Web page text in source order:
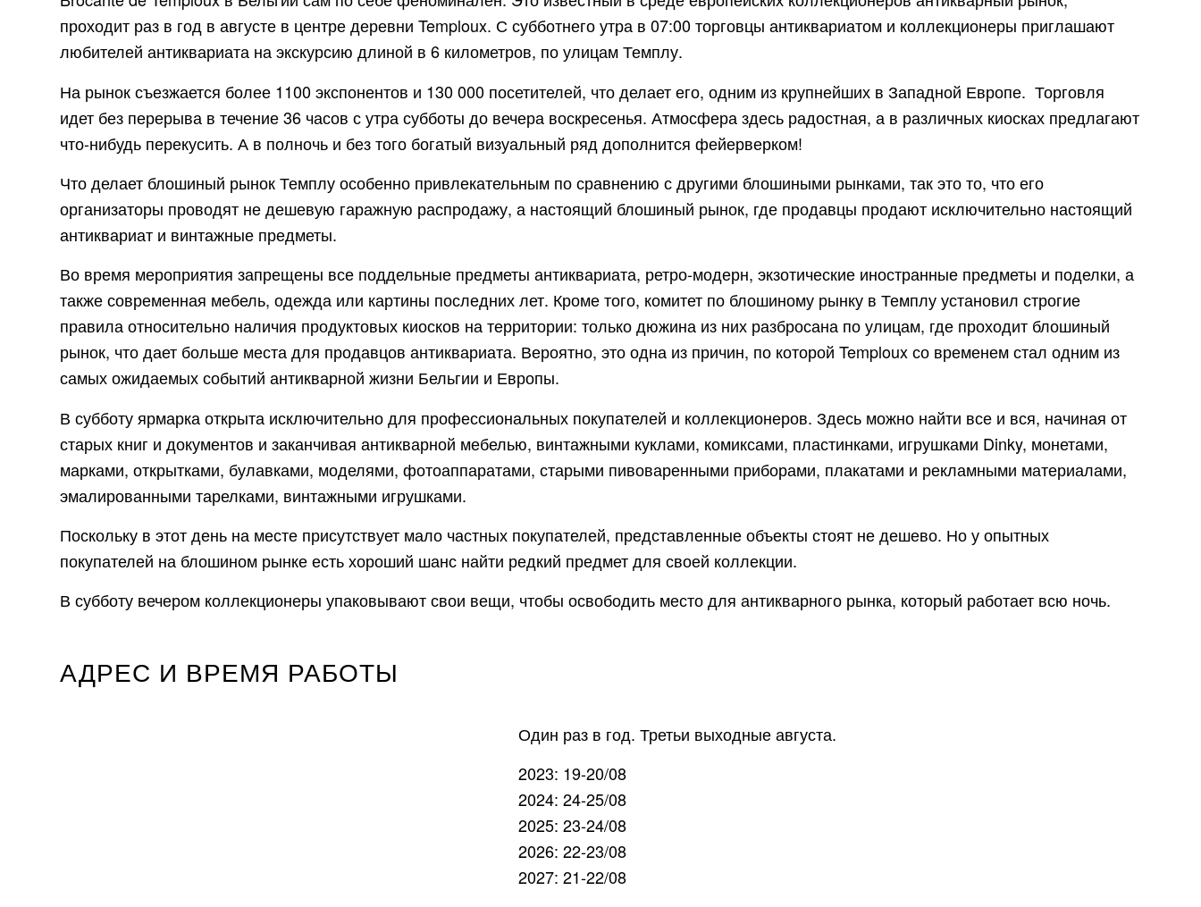
проходит раз в год в августе в центре деревни Temploux. С субботнего утра в 07:00 торговцы антиквариатом и коллекционеры приглашают
любителей антиквариата на экскурсию длиной в 6 километров, по улицам Темплу.
На рынок съезжается более 1100 экспонентов и 130 000 посетителей, что делает его, одним из крупнейших в Западной Европе. Торговля
идет без перерыва в течение 36 часов с утра субботы до вечера воскресенья. Атмосфера здесь радостная, а в различных киосках предлагают
что-нибудь перекусить. А в полночь и без того богатый визуальный ряд дополнится фейерверком!
Что делает блошиный рынок Темплу особенно привлекательным по сравнению с другими блошиными рынками, так это то, что его
организаторы проводят не дешевую гаражную распродажу, а настоящий блошиный рынок, где продавцы продают исключительно настоящий
антиквариат и винтажные предметы.
Во время мероприятия запрещены все поддельные предметы антиквариата, ретро-модерн, экзотические иностранные предметы и поделки, а
также современная мебель, одежда или картины последних лет. Кроме того, комитет по блошиному рынку в Темплу установил строгие
правила относительно наличия продуктовых киосков на территории: только дюжина из них разбросана по улицам, где проходит блошиный
рынок, что дает больше места для продавцов антиквариата. Вероятно, это одна из причин, по которой Temploux со временем стал одним из
самых ожидаемых событий антикварной жизни Бельгии и Европы.
В субботу ярмарка открыта исключительно для профессиональных покупателей и коллекционеров. Здесь можно найти все и вся, начиная от
старых книг и документов и заканчивая антикварной мебелью, винтажными куклами, комиксами, пластинками, игрушками Dinky, монетами,
марками, открытками, булавками, моделями, фотоаппаратами, старыми пивоваренными приборами, плакатами и рекламными материалами,
эмалированными тарелками, винтажными игрушками.
Поскольку в этот день на месте присутствует мало частных покупателей, представленные объекты стоят не дешево. Но у опытных
покупателей на блошином рынке есть хороший шанс найти редкий предмет для своей коллекции.
В субботу вечером коллекционеры упаковывают свои вещи, чтобы освободить место для антикварного рынка, который работает всю ночь.
АДРЕС И ВРЕМЯ РАБОТЫ
Один раз в год. Третьи выходные августа.
2023: 19-20/08
2024: 24-25/08
2025: 23-24/08
2026: 22-23/08
2027: 21-22/08